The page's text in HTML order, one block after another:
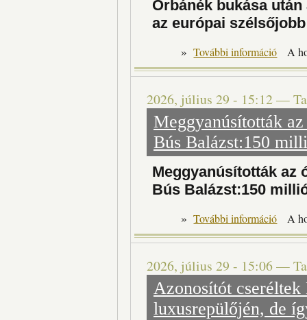
Orbánék bukása
az európai szélsőjobb
» További információ A
2026, július 29 - 15:12—
Meggyanúsították
Bús Balázst:150
Meggyanúsították az
Bús Balázst:150
» További információ A
2026, július 29 - 15:06—
Azonosítót
luxusrepülőjén, de